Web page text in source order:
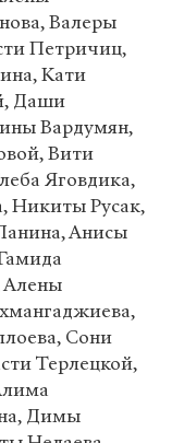
Валеры
Петричиц,
Кати
Даши
Вардумян,
Вити
Яговдика,
Никиты Русак,
Анисы
Алены
Сони
Терлецкой,
Димы